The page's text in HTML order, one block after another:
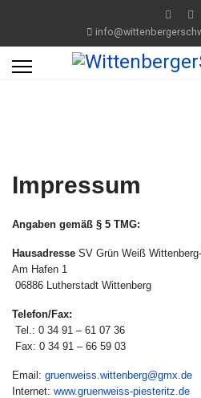
Impressum
Angaben gemäß § 5 TMG:
Hausadresse SV Grün Weiß
Am Hafen 1
06886 Lutherstadt Wittenberg
Telefon/Fax:
Tel.: 0 34 91 – 61 07 36
Fax: 0 34 91 – 66 59 03
Email: gruenweiss.wittenberg@gmx.de
Internet: www.gruenweiss-piesteritz.de